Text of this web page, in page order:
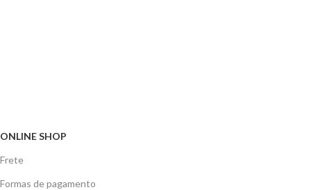
ONLINE SHOP
Frete
Formas de pagamento